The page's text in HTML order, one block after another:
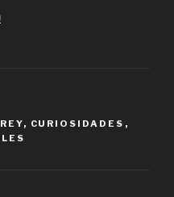
, CURIOSIDADES ,